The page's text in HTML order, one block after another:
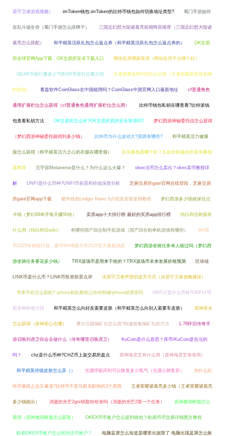
原守卫者游戏视频） imToken钱包:imToken的比特币钱包如何切换地址类型? 蜀门手游如何
在乱斗场生存（蜀门手游怎么排牌子） 三国志幻想大陆诸葛亮前期阵容推荐（三国志幻想大陆诸
葛亮怎么搭配） 和平精英活跃礼包怎么返点券（和平精英活跃礼包怎么返点券的） OK交易
所全球官网App下载，OK交易所安卓下载入口 网络租房哪家靠谱（网络租房平台哪个好）
GEAR币发行量多少?GEAR币发行总量介绍 王者荣耀金蝉S26怎么出装（王者荣耀新英雄金蝉
的技能） 看盘软件CoinGlass在中国能用吗？CoinGlass中国官网入口最新地址 cf普通角色
通用扩展栏位怎么获得（cf普通角色通用扩展栏位怎么用） 比特币钱包私钥在哪查看?比特派钱
包查看私钥方法 OK交易所怎么样?OK交易所真的安全靠谱吗? 梦幻西游神秘委托信怎么获得
（梦幻西游神秘委托能得到多少钱） 比特币为什么波动大?原因有哪些? 和平精英活力健康
操怎么获得（和平精英活力之心的衣服在哪里领） 音乐播放器哪个好？五款目前最好的音乐播放
器推荐 元宇宙Metaverse是什么？为什么这么火爆？ okex法币怎么卖出？okex卖币教程详
解 UNFI是什么币种?UNFI币前景和价值深度分析 芝麻交易所gate官网在线登陆，芝麻交易
所gate官网app下载 硬件钱包Ledger Nano S介绍及安装使用教程 梦幻西游多少级能保住点
卡钱（梦幻69单开每天赚50块） 卖房app十大排行榜 最好的买房app排行榜 纯白和弦树脂有
什么用（纯白和弦wiki） 有哪些国产回合制手机游戏（国产回合制单机游戏有哪些） SHIB
币2025年销毁计划，屎币SHIB柴犬币2025官方最新消息 梦幻西游坐骑任务单人能过吗（梦幻西
游坐骑任务要花多少钱） TRX波场币是用来干啥的？TRX波场币未来发展价格预测 区块链
LINK币是什么币？LINK币投资前景点评 冰原守卫者声望的提升方式（冰原守卫者攻略建设）
苹果手机怎么刷机? iphone刷机教程让你40秒破iphone锁屏密码 OKFLY是什么币种?OKFLY币
前景和价值介绍 和平精英怎么向好友索要皮肤（和平精英怎么向别人索要车皮肤） 原神若水
怎么获得（原神若心在哪） 摩尔庄园铜矿石怎么得?快速收集铜矿石的方法 1.76怀旧传奇手
游召唤到虎卫你会去做什么（传奇哪里召唤虎卫） KuCoin是什么意思？库币/KuCoin是合法的
吗？ chz是什么币种?CHZ币上架交易所盘点 原神海灵芝有什么用（原神海灵芝有啥用）
和平精英倍镜皮肤怎么弄（） 光遇呼吸药剂可以恢复多少氧气（光遇心肺复苏） 为什么比
特币暴跌之后又暴涨?比特币不受马斯克影响的3个原因 王者荣耀诸葛亮多少钱（王者荣耀诸葛亮
多少钱能出） 消逝的光芒2gre钥匙给哈肯吗（消逝的光芒2第一个任务） 原神脆弱树脂怎么
获得（原神脆弱树脂怎么获取） OKEX币币账户怎么提到钱包？欧易币币交易详细图文教程
欧易OKEX币账户怎么转到法币账户？ 电脑蓝屏怎么知道是哪里出故障了 电脑出现蓝屏怎么恢